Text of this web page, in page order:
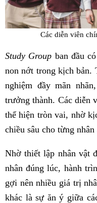
Các diễn viên
Study Group ban đầu
non nớt trong kịch bản.
nghiệm đầy mãn
trưởng thành. Các diễn
thể hiện tròn vai, nhờ
chiều sâu cho từng nhân
Nhờ thiết lập nhân vật
nhân đúng lúc, hành
gợi nên nhiều giá trị
khác là sự ăn ý giữa